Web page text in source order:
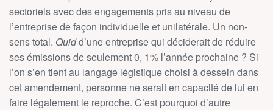
sectoriels avec des engagements pris au niveau de
l’entreprise de façon individuelle et unilatérale. Un non-
sens total. Quidd’une entreprise qui déciderait de réduire
ses émissions de seulement 0, 1% l’année prochaine ? Si
l’on s’en tient au langage légistique choisi à dessein dans
cet amendement, personne ne serait en capacité de lui en
faire légalement le reproche. C’est pourquoi d’autre